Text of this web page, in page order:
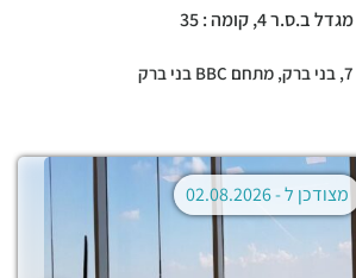
מגדל ב.ס.ר 4, קומה : 35
בני ברק,מתחם BBC בני ברק
מצודכן ל -02.08.2026